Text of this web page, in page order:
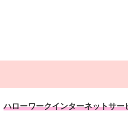
ハローワークインターネットサー